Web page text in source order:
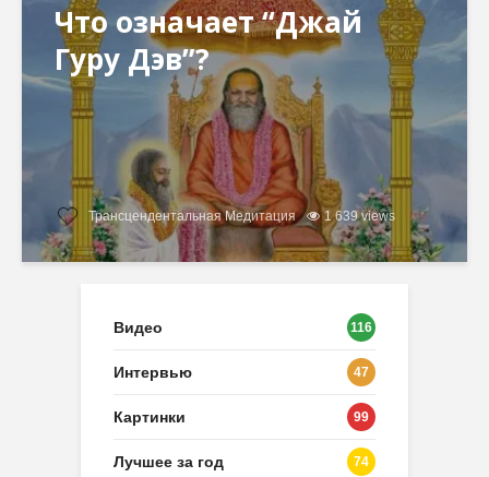
Что означает “Джай
Гуру Дэв”?
Трансцендентальная Медитация 1 639 views
Видео 116
Интервью 47
Картинки 99
Лучшее за год 74